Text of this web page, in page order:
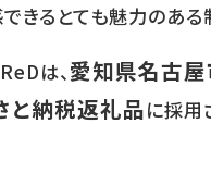
きるとても魅力のある
ReDは、 愛知県名古屋
と納税返礼品に採用